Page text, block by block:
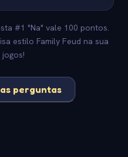
#1 "Na" vale 100 pontos.
estilo Family Feud na sua
perguntas